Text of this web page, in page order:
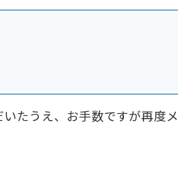
たうえ、お手数ですが再度メ